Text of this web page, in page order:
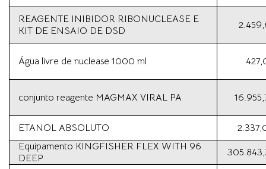
REAGENTE INIBIDOR RIBONUCLEASE E
KIT DE ENSAIO DE DSD
Água livre de nuclease 1000 ml
conjunto reagente MAGMAX VIRAL PA
ETANOL ABSOLUTO
Equipamento KINGFISHER FLEX WITH 96
DEEP